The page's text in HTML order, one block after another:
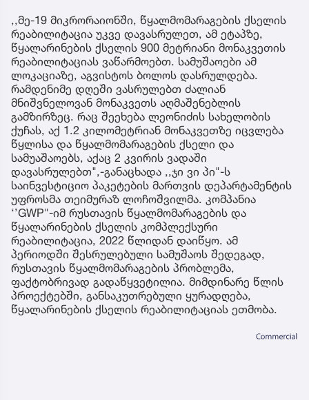
,,მე-19 მიკრორაიონში, წყალმომარაგების ქსელის
რეაბილიტაცია უკვე დავასრულეთ, ამ ეტაპზე,
წყალარინების ქსელის 900 მეტრიანი მონაკვეთის
რეაბილიტაციას ვაწარმოებთ. სამუშაოები ამ
ლოკაციაზე, აგვისტოს ბოლოს დასრულდება.
რამდენიმე დღეში ვასრულებთ ძალიან
მნიშვნელოვან მონაკვეთს აღმაშენებლის
გამზირზეც. რაც შეეხება ლეონიძის სახელობის
ქუჩას, აქ 1.2 კილომეტრიან მონაკვეთზე იცვლება
წყლისა და წყალმომარაგების ქსელი და
სამუაშაოებს, აქაც 2 კვირის ვადაში
დავასრულებთ",-განაცხადა ,,ჯი ვი პი"-ს
საინვესტიციო პაკეტების მართვის დეპარტამენტის
უფროსმა თეიმურაზ ლოჩოშვილმა. კომპანია
‘’GWP"-იმ რუსთავის წყალმომარაგების და
წყალარინების ქსელის კომპლექსური
რეაბილიტაცია, 2022 წლიდან დაიწყო. ამ
პერიოდში შესრულებული სამუშაოს შედეგად,
რუსთავის წყალმომარაგების პრობლემა,
ფაქტობრივად გადაწყვეტილია. მიმდინარე წლის
პროექტებში, განსაკუთრებული ყურადღება,
წყალარინების ქსელის რეაბილიტაციას ეთმობა.